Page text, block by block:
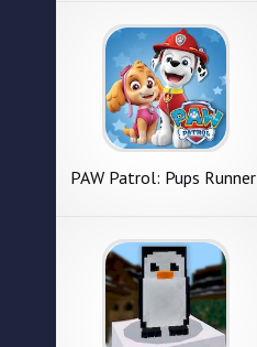
PAW Patrol: Pups Runner